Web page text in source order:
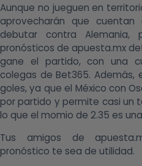
Aunque no jueguen en
aprovecharán que
debutar contra
pronósticos de apuesta.mx
gane el partido, con una
colegas de Bet365.
goles, ya que el México con
por partido y permite casi un
lo que el momio de 2.35 es
Tus amigos de
pronóstico te sea de utilidad.